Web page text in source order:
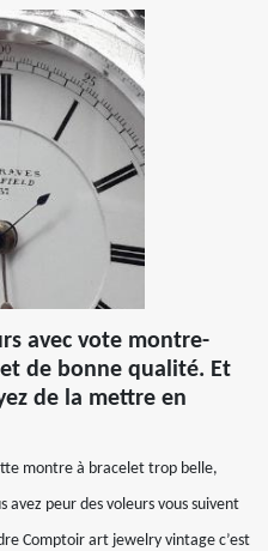
avec vote montre-
de bonne qualité. Et
de la mettre en
montre à bracelet trop belle,
peur des voleurs vous suivent
Comptoir art jewelry vintage c’est